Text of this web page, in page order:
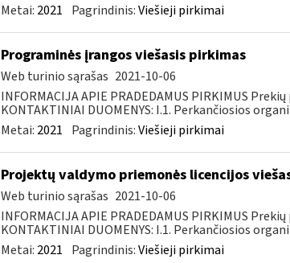
Metai: 2021 Pagrindinis:Viešieji pirkimai
Programinės įrangos viešasis pirkimas
Web turinio sąrašas 2021-10-06
INFORMACIJA APIE PRADEDAMUS PIRKIMUS
KONTAKTINIAI DUOMENYS: I.1. Perkančiosios
Metai: 2021 Pagrindinis:Viešieji pirkimai
Projektų valdymo priemonės licencijos
Web turinio sąrašas 2021-10-06
INFORMACIJA APIE PRADEDAMUS PIRKIMUS
KONTAKTINIAI DUOMENYS: I.1. Perkančiosios
Metai: 2021 Pagrindinis:Viešieji pirkimai